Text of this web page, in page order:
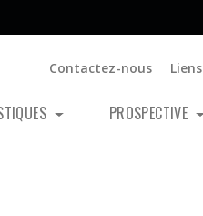
Contactez-nous Liens
PROSPECTIVE